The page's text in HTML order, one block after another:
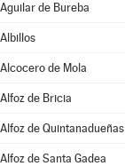
Aguilar de Bureba
Albillos
Alcocero de Mola
Alfoz de Bricia
Alfoz de Quintanadueñas
Alfoz de Santa Gadea